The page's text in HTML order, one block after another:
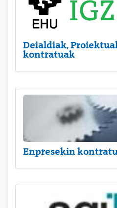
Deialdiak,
kontratuak
Enpresekin